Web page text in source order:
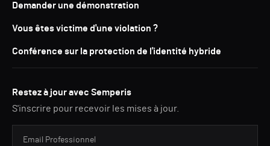
Demander une démonstration
Vous êtes victime d'une violation ?
Conférence sur la protection de l'identité hybride
Restez à jour avec Semperis
S'inscrire pour recevoir les mises à jour.